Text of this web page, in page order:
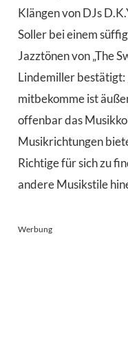
Klängen von DJs
Soller bei einem
Jazztönen von „The
Lindemiller bestätigt:
mitbekomme ist
offenbar das
Musikrichtungen
Richtige für sich zu
andere Musikstile
Werbung